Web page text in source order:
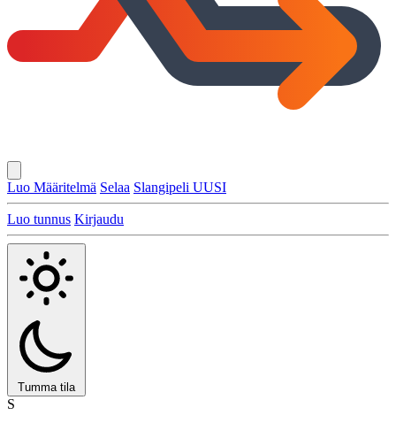
Luo Määritelmä Selaa Slangipeli UUSI
Luo tunnus Kirjaudu
Tumma tila
S